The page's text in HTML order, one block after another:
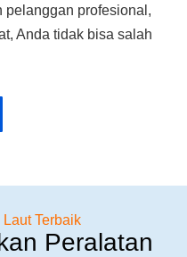
pelanggan profesional,
Anda tidak bisa salah
Terbaik
Peralatan